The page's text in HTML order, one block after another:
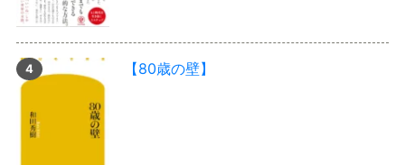
【80歳の壁】